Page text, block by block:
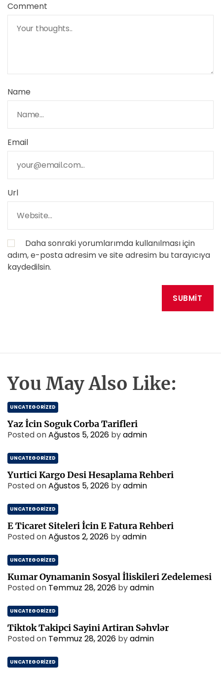
Comment
Name
Email
Url
Daha sonraki yorumlarımda kullanılması için
adım, e-posta adresim ve site adresim bu tarayıcıya
kaydedilsin.
You May Also Like:
UNCATEGORIZED
Yaz İcin Soguk Corba Tarifleri
Posted onAğustos 5, 2026 byadmin
UNCATEGORIZED
Yurtici Kargo Desi Hesaplama Rehberi
Posted onAğustos 5, 2026 byadmin
UNCATEGORIZED
E Ticaret Siteleri İcin E Fatura Rehberi
Posted onAğustos 2, 2026 byadmin
UNCATEGORIZED
Kumar Oynamanin Sosyal İliskileri Zedelemesi
Posted on Temmuz 28, 2026 byadmin
UNCATEGORIZED
Tiktok Takipci Sayini Artiran Səhvlər
Posted on Temmuz 28, 2026 byadmin
UNCATEGORIZED